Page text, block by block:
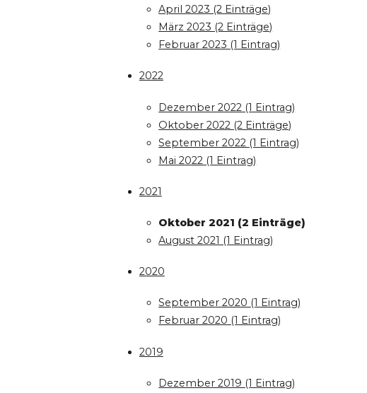
April 2023 (2 Einträge)
März 2023 (2 Einträge)
Februar 2023 (1 Eintrag)
2022
Dezember 2022 (1 Eintrag)
Oktober 2022 (2 Einträge)
September 2022 (1 Eintrag)
Mai 2022 (1 Eintrag)
2021
Oktober 2021 (2 Einträge)
August 2021 (1 Eintrag)
2020
September 2020 (1 Eintrag)
Februar 2020 (1 Eintrag)
2019
Dezember 2019 (1 Eintrag)